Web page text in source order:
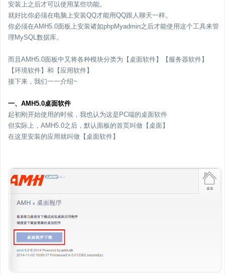
安装上之后才可以使用某些功能。
就好比你必须在电脑上安装QQ才能用QQ跟人聊天一样。
你必须在AMH5.0面板上安装诸如phpMyadmin之后才能使用这个工具来管
理MySQL数据库。
而且AMH5.0面板中又将各种模块分类为【桌面软件】【服务器软件】
【环境软件】和【应用软件】
接下来，我们一一介绍~
一、AMH5.0桌面软件
起初刚开始使用的时候，我也认为这是PC端的桌面软件
但实际上，AMH5.0之后，默认面板的首页叫做【桌面】
在这里安装的应用就叫做【桌面软件】